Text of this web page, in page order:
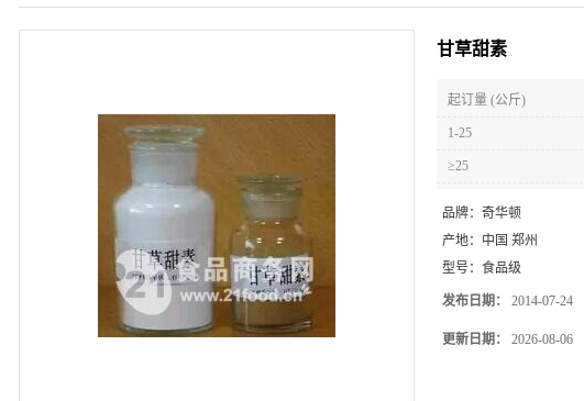
甘草甜素
起订量 (公斤)
1-25
≥25
品牌： 奇华顿
产地： 中国 郑州
型号： 食品级
发布日期： 2014-07-24
更新日期： 2026-08-06